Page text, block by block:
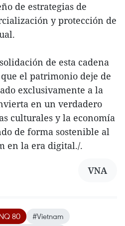
de estrategias de
y protección de
de esta cadena
el patrimonio deje de
exclusivamente a la
en un verdadero
culturales y la economía
de forma sostenible al
en la era digital./.
VNA
80
#Vietnam